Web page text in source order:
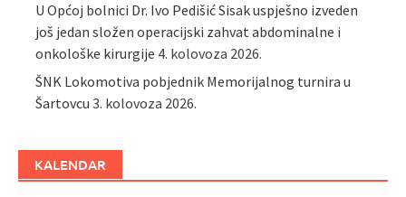
U Općoj bolnici Dr. Ivo Pedišić Sisak uspješno izveden
još jedan složen operacijski zahvat abdominalne i
onkološke kirurgije 4. kolovoza 2026.
ŠNK Lokomotiva pobjednik Memorijalnog turnira u
Šartovcu 3. kolovoza 2026.
KALENDAR